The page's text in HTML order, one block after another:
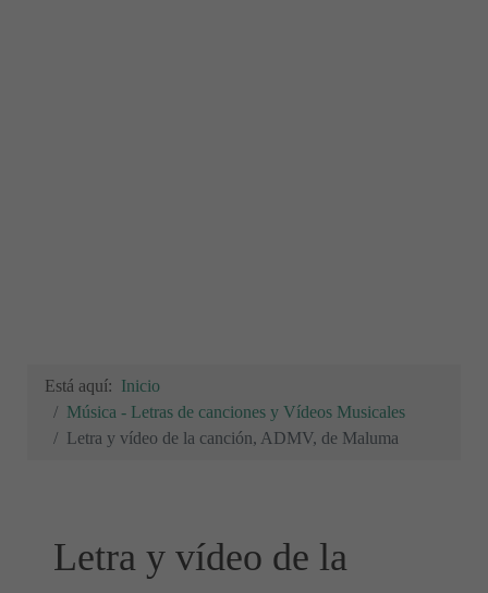
Está aquí: Inicio
Música - Letras de canciones y Vídeos Musicales
Letra y vídeo de la canción, ADMV, de Maluma
Letra y vídeo de la